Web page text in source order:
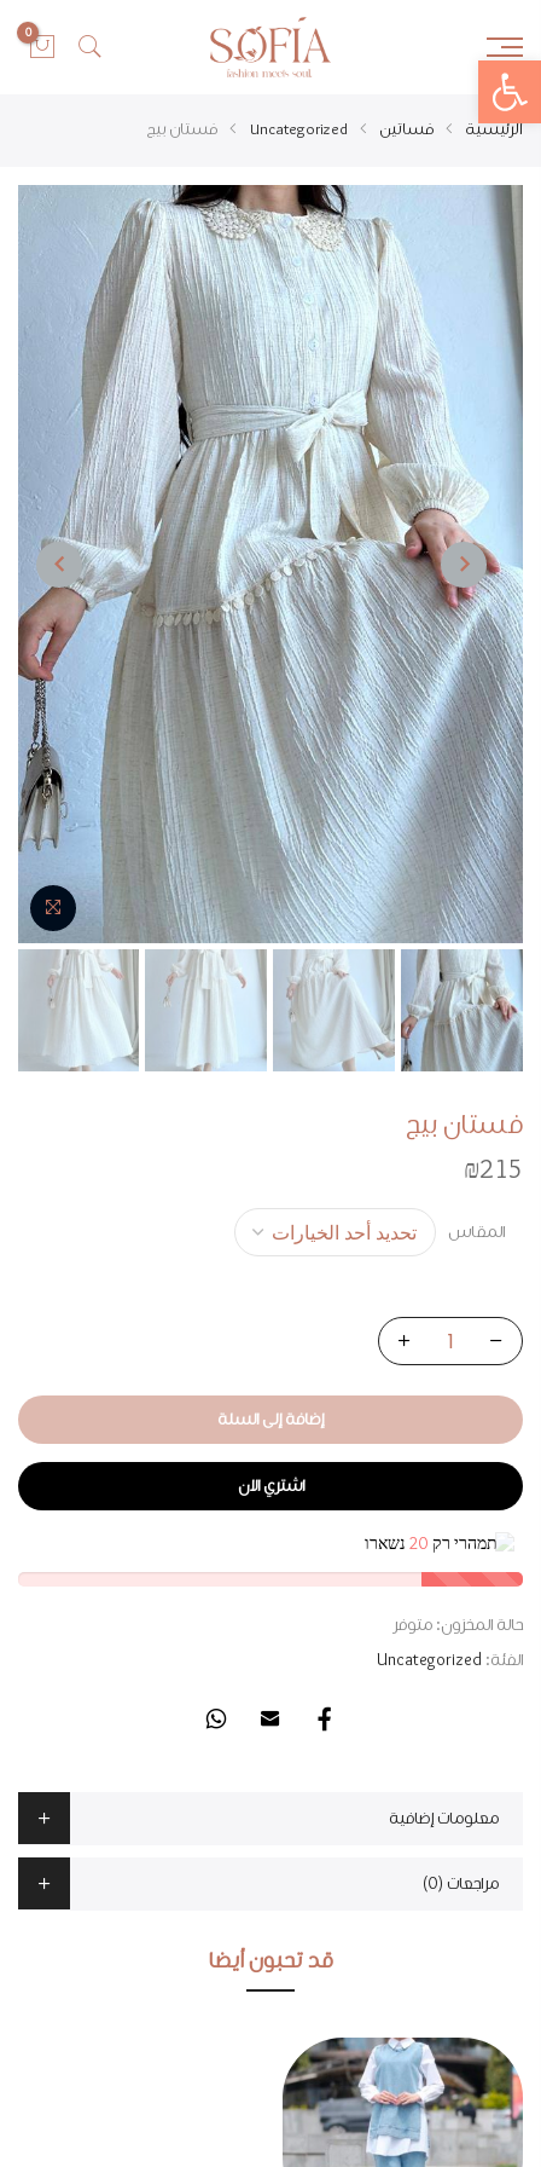
Open toolbar
0
الرئيسية فساتين Uncategorized فستان بيج
PREVIOUS
NEXT
فستان بيج
₪215
المقاس
إضافة إلى السلة
اشتري الان
תמהרי רק 20 נשארו
حالة المخزون: متوفر
الفئة: Uncategorized
معلومات إضافية
مراجعات (0)
قد تحبون أيضا